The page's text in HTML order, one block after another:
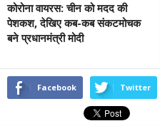
कोरोना वायरस: चीन को मदद की
पेशकश, देखिए कब-कब संकटमोचक
बने प्रधानमंत्री मोदी
Facebook Twitter